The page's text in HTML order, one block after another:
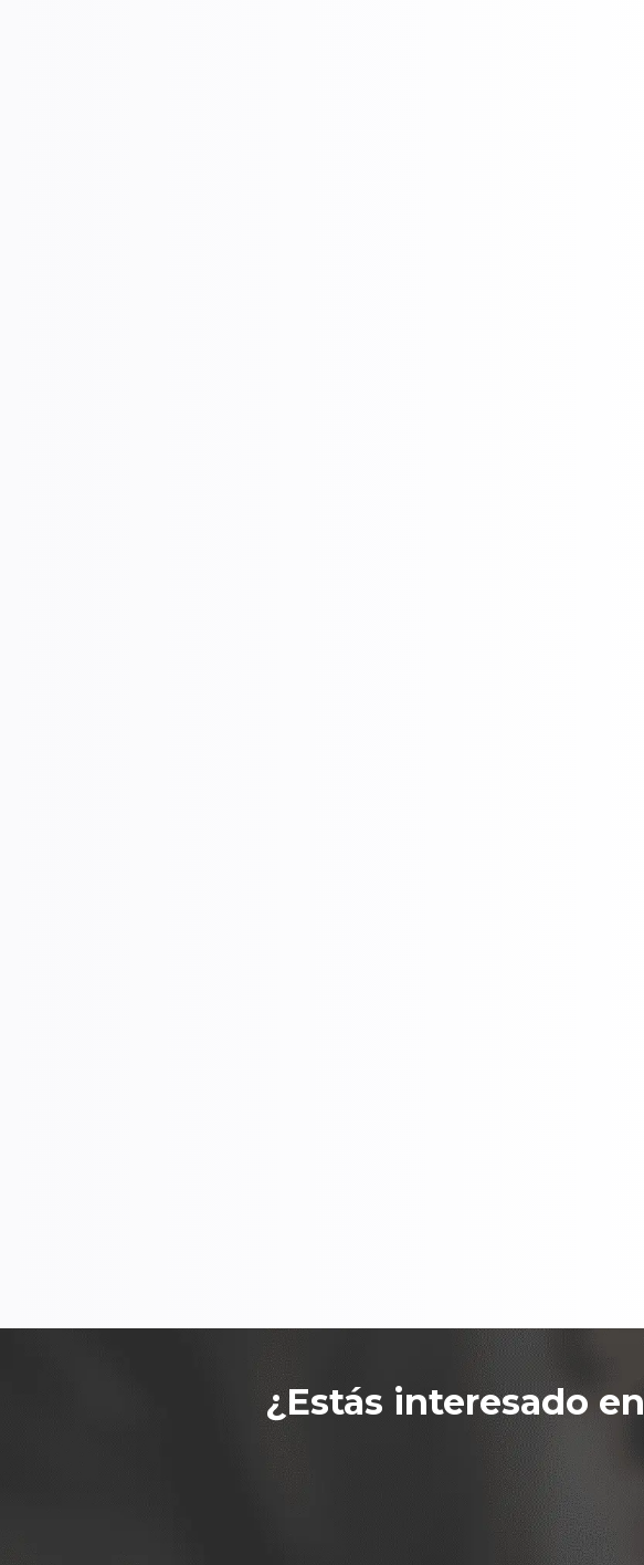
¿Estás interesado en